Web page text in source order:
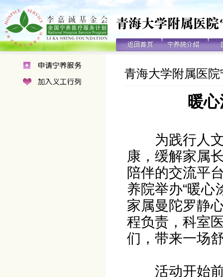
青海大学附属医
暖
为践行人
康，缓解家属
陪伴的交流平
养院举办“暖心
家属曼陀罗静
程负责，科室
们，带来一场
活动开始